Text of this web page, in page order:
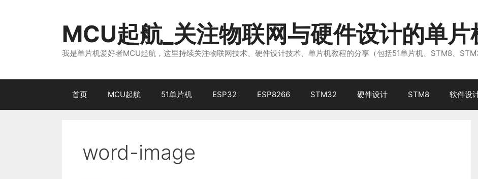
MCU起航_关注物联网与硬件设计的单片
我是单片机爱好者MCU起航，这里持续关注物联网技术、硬件设计技术、单片机教程的分享（包括51单片机、STM8、
首页 MCU起航 51单片机 ESP32 ESP8266 STM32 硬件设计 STM8 软件设
word-image